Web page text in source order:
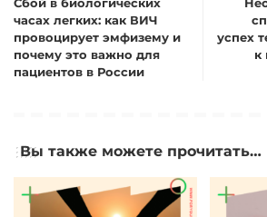
Сбой в биологических
часах легких: как ВИЧ
провоцирует эмфизему и
почему это важно для
пациентов в России
успех
к
Вы также можете прочитать…